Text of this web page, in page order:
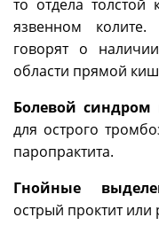
то отдела
язвенном колите.
говорят о
области прямой
Болевой синдром
для острого
паропрактита.
Гнойные
острый проктит